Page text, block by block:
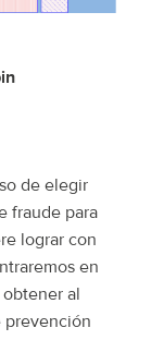
de elegir
fraude para
lograr con
en
al
prevención